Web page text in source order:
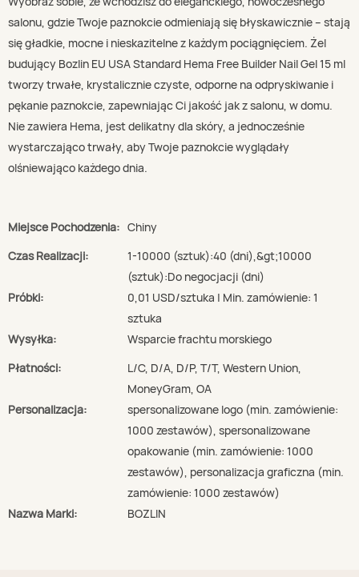
salonu, gdzie Twoje paznokcie odmieniają się błyskawicznie – stają
się gładkie, mocne i nieskazitelne z każdym pociągnięciem. Żel
budujący Bozlin EU USA Standard Hema Free Builder Nail Gel 15 ml
tworzy trwałe, krystalicznie czyste, odporne na odpryskiwanie i
pękanie paznokcie, zapewniając Ci jakość jak z salonu, w domu.
Nie zawiera Hema, jest delikatny dla skóry, a jednocześnie
wystarczająco trwały, aby Twoje paznokcie wyglądały
olśniewająco każdego dnia.
Miejsce Pochodzenia: Chiny
Czas Realizacji:
1-10000 (sztuk):40 (dni),&gt;10000
(sztuk):Do negocjacji (dni)
Próbki:
0,01 USD/sztuka | Min. zamówienie: 1
sztuka
Wysyłka:
Wsparcie frachtu morskiego
Płatności:
L/C, D/A, D/P, T/T, Western Union,
MoneyGram, OA
Personalizacja:
spersonalizowane logo (min. zamówienie:
1000 zestawów), spersonalizowane
opakowanie (min. zamówienie: 1000
zestawów), personalizacja graficzna (min.
zamówienie: 1000 zestawów)
Nazwa Marki:
BOZLIN